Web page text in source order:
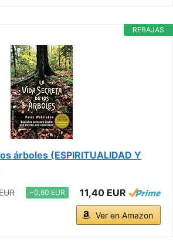
REBAJAS
árboles (ESPIRITUALIDAD Y
−0,60 EUR 11,40 EUR
Ver en Amazon